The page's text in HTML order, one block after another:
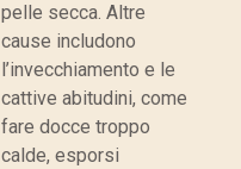
pelle secca. Altre
cause includono
l’invecchiamento e le
cattive abitudini, come
fare docce troppo
calde, esporsi